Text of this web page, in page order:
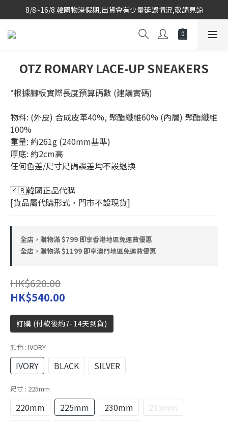
韓國當地代購團隊,每星期韓國直送香港
8/8~16/8 韓國物港假期,出貨會有少量延誤情況,敬請見諒
韓國當地代購團隊,每星期韓國直送香港
OTZ ROMARY LACE-UP SNEAKERS
*根據腳板實際長度預算碼數 (建議實碼)
物料: (外皮) 合成皮革40%, 聚酯纖維60% (內層) 聚酯纖維
100%
重量: 約261g (240mm基準)
厚底: 約2cm高
任何色差/尺寸尺碼誤差均不設退換
🇰🇷韓國正品代購
[貨品屬代購形式，門市不設現貨]
全店，購物滿 $799 即享香港地區免運費優惠
全店，購物滿 $1199 即享澳門地區免運費優惠
HK$620.00
HK$540.00
訂購 (付款後約7-14天到貨)
顏色 : IVORY
IVORY BLACK SILVER
尺寸 : 225mm
220mm 225mm 230mm
235mm